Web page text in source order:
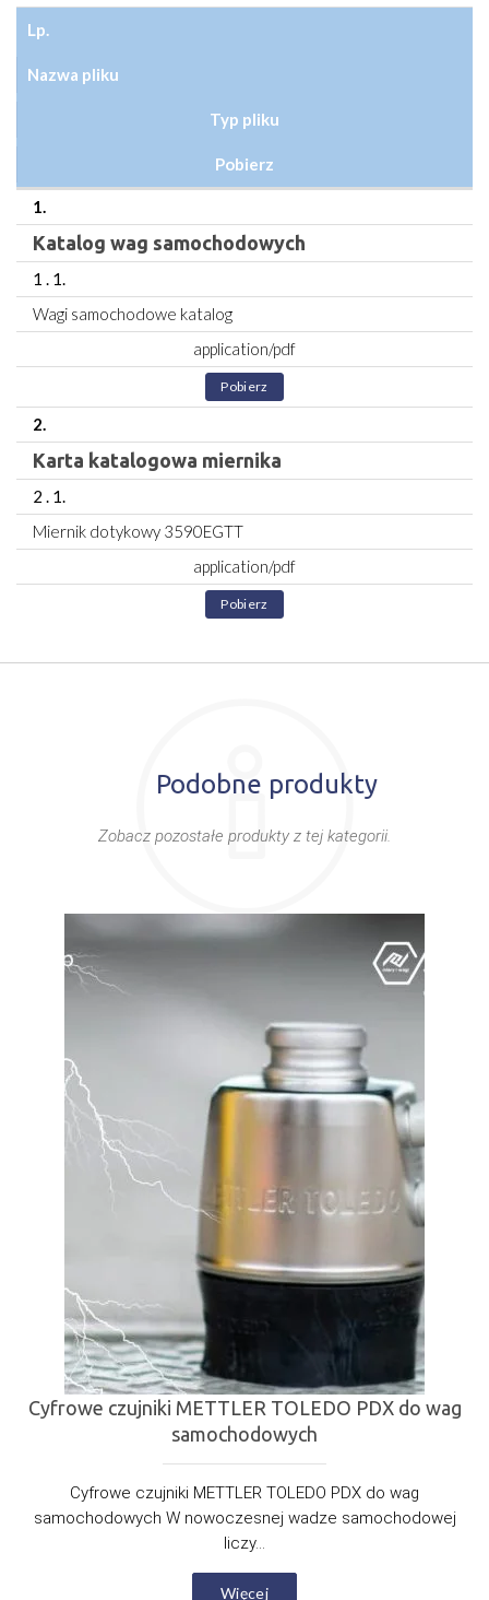
Lp.
Nazwa pliku
Typ pliku
Pobierz
1.
Katalog wag samochodowych
1 . 1.
Wagi samochodowe katalog
application/pdf
Pobierz
2.
Karta katalogowa miernika
2 . 1.
Miernik dotykowy 3590EGTT
application/pdf
Pobierz
Podobne produkty
Zobacz pozostałe produkty z tej kategorii.
Cyfrowe czujniki METTLER TOLEDO PDX do wag
samochodowych
Cyfrowe czujniki METTLER TOLEDO PDX do wag
samochodowych W nowoczesnej wadze samochodowej
liczy...
Więcej